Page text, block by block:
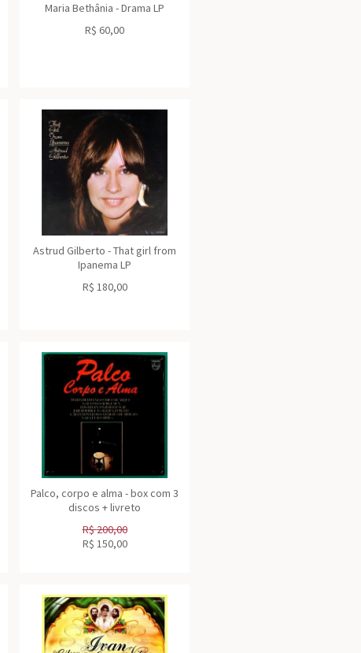
Maria Bethânia - Drama LP
R$ 60,00
Astrud Gilberto - That girl from
Ipanema LP
R$ 180,00
Palco, corpo e alma - box com 3
discos + livreto
R$200,00
R$ 150,00